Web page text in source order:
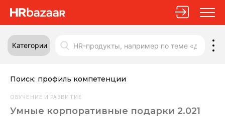
Категории
Поиск: профиль компетенции
ОБУЧЕНИЕ И РАЗВИТИЕ
Умные корпоративные подарки 2.021